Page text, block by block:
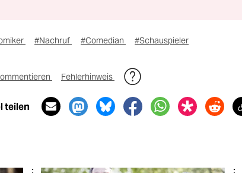
#Nachruf #Comedian #Schauspieler
Fehlerhinweis
teilen